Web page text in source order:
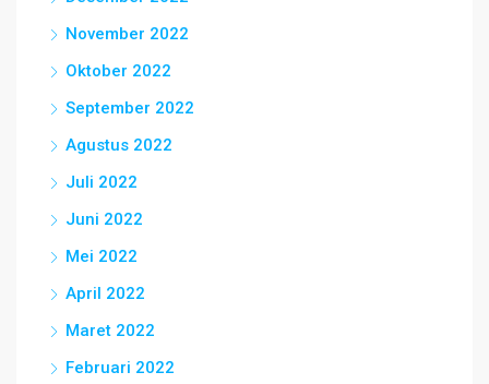
November 2022
Oktober 2022
September 2022
Agustus 2022
Juli 2022
Juni 2022
Mei 2022
April 2022
Maret 2022
Februari 2022